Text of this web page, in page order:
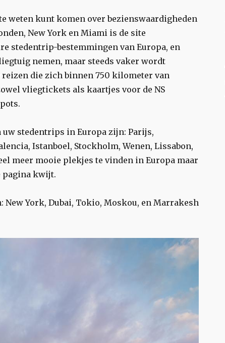
weten kunt komen over bezienswaardigheden
New York en Miami is de site
stedentrip-bestemmingen van Europa, en
nemen, maar steeds vaker wordt
die zich binnen 750 kilometer van
vliegtickets als kaartjes voor de NS
uw stedentrips in Europa zijn: Parijs,
Istanboel, Stockholm, Wenen, Lissabon,
meer mooie plekjes te vinden in Europa maar
pagina kwijt.
York, Dubai, Tokio, Moskou, en Marrakesh